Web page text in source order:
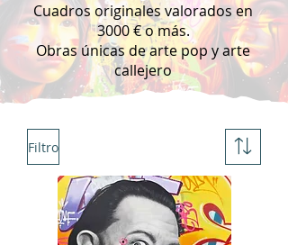
Cuadros originales valorados en
3000 € o más.
Obras únicas de arte pop y arte
callejero
Filtro